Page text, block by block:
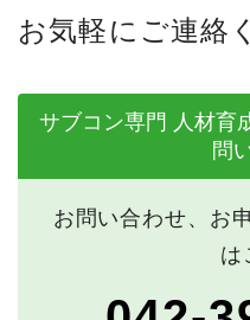
お気軽にご連絡
サブコン専門 人材育
問
お問い合わせ、お
は